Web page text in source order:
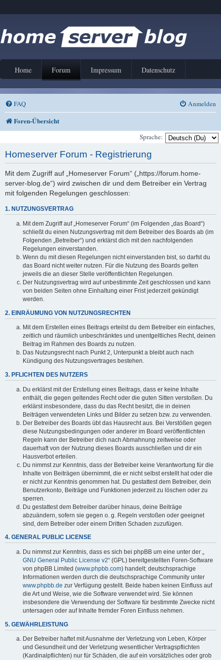
Home Forum Impressum Datenschutz
FAQ Anmelden
Foren-Übersicht
Sprache:
Homeserver Forum - Registrierung
Mit dem Zugriff auf „Homeserver Forum“ („https://forum.home-
server-blog.de“) wird zwischen dir und dem Betreiber ein Vertrag
mit folgenden Regelungen geschlossen:
1. NUTZUNGSVERTRAG
Mit dem Zugriff auf „Homeserver Forum“ (im Folgenden „das Board“)
schließt du einen Nutzungsvertrag mit dem Betreiber des Boards ab (im
Folgenden „Betreiber“) und erklärst dich mit den nachfolgenden
Regelungen einverstanden.
Wenn du mit diesen Regelungen nicht einverstanden bist, so darfst du
das Board nicht weiter nutzen. Für die Nutzung des Boards gelten
jeweils die an dieser Stelle veröffentlichten Regelungen.
Der Nutzungsvertrag wird auf unbestimmte Zeit geschlossen und kann
von beiden Seiten ohne Einhaltung einer Frist jederzeit gekündigt
werden.
2. EINRÄUMUNG VON NUTZUNGSRECHTEN
Mit dem Erstellen eines Beitrags erteilst du dem Betreiber ein einfaches,
zeitlich und räumlich unbeschränktes und unentgeltliches Recht, deinen
Beitrag im Rahmen des Boards zu nutzen.
Das Nutzungsrecht nach Punkt 2, Unterpunkt a bleibt auch nach
Kündigung des Nutzungsvertrages bestehen.
3. PFLICHTEN DES NUTZERS
Du erklärst mit der Erstellung eines Beitrags, dass er keine Inhalte
enthält, die gegen geltendes Recht oder die guten Sitten verstoßen. Du
erklärst insbesondere, dass du das Recht besitzt, die in deinen
Beiträgen verwendeten Links und Bilder zu setzen bzw. zu verwenden.
Der Betreiber des Boards übt das Hausrecht aus. Bei Verstößen gegen
diese Nutzungsbedingungen oder anderer im Board veröffentlichten
Regeln kann der Betreiber dich nach Abmahnung zeitweise oder
dauerhaft von der Nutzung dieses Boards ausschließen und dir ein
Hausverbot erteilen.
Du nimmst zur Kenntnis, dass der Betreiber keine Verantwortung für die
Inhalte von Beiträgen übernimmt, die er nicht selbst erstellt hat oder die
er nicht zur Kenntnis genommen hat. Du gestattest dem Betreiber, dein
Benutzerkonto, Beiträge und Funktionen jederzeit zu löschen oder zu
sperren.
Du gestattest dem Betreiber darüber hinaus, deine Beiträge
abzuändern, sofern sie gegen o. g. Regeln verstoßen oder geeignet
sind, dem Betreiber oder einem Dritten Schaden zuzufügen.
4. GENERAL PUBLIC LICENSE
Du nimmst zur Kenntnis, dass es sich bei phpBB um eine unter der „
GNU General Public License v2“ (GPL) bereitgestellten Foren-Software
von phpBB Limited (www.phpbb.com) handelt; deutschsprachige
Informationen werden durch die deutschsprachige Community unter
www.phpbb.de zur Verfügung gestellt. Beide haben keinen Einfluss auf
die Art und Weise, wie die Software verwendet wird. Sie können
insbesondere die Verwendung der Software für bestimmte Zwecke nicht
untersagen oder auf Inhalte fremder Foren Einfluss nehmen.
5. GEWÄHRLEISTUNG
Der Betreiber haftet mit Ausnahme der Verletzung von Leben, Körper
und Gesundheit und der Verletzung wesentlicher Vertragspflichten
(Kardinalpflichten) nur für Schäden, die auf ein vorsätzliches oder grob